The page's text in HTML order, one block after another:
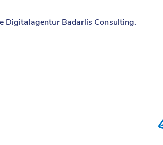
Digitalagentur Badarlis Consulting.